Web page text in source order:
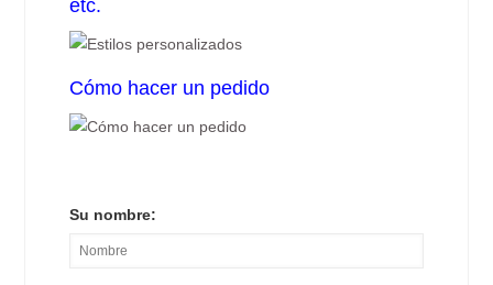
etc.
Cómo hacer un pedido
Su nombre: